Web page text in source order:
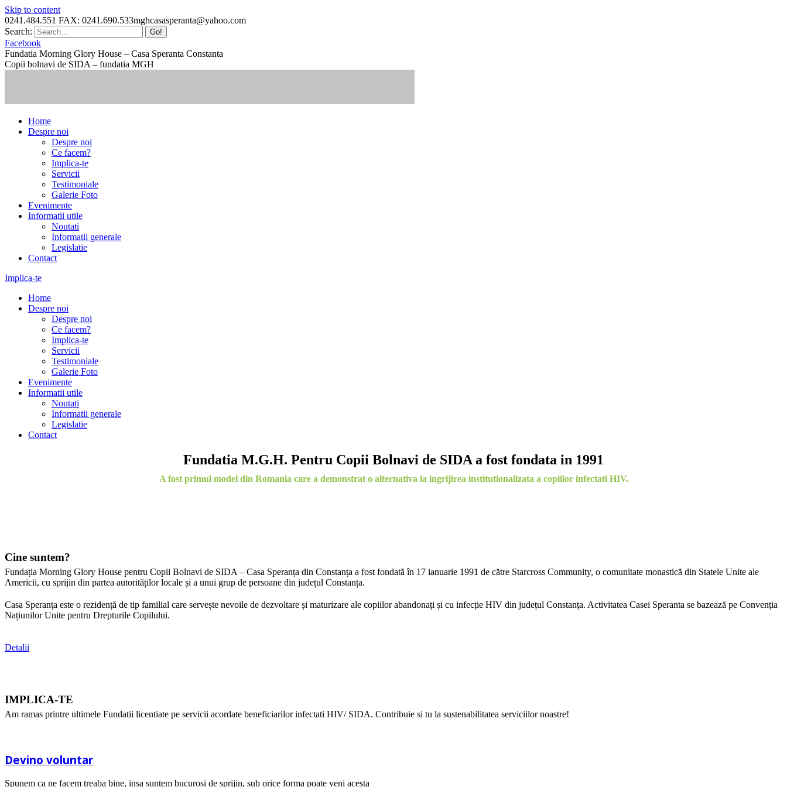
Skip to content
0241.484.551 FAX: 0241.690.533mghcasasperanta@yahoo.com
Search:
Facebook
Fundatia Morning Glory House – Casa Speranta Constanta
Copii bolnavi de SIDA – fundatia MGH
Home
Despre noi
Despre noi
Ce facem?
Implica-te
Servicii
Testimoniale
Galerie Foto
Evenimente
Informatii utile
Noutati
Informatii generale
Legislatie
Contact
Implica-te
Home
Despre noi
Despre noi
Ce facem?
Implica-te
Servicii
Testimoniale
Galerie Foto
Evenimente
Informatii utile
Noutati
Informatii generale
Legislatie
Contact
Fundatia M.G.H. Pentru Copii Bolnavi de SIDA a fost fondata in 1991
A fost primul model din Romania care a demonstrat o alternativa la ingrijirea institutionalizata a copiilor infectati HIV.
Cine suntem?
Fundația Morning Glory House pentru Copii Bolnavi de SIDA – Casa Speranța din Constanța a fost fondată în 17 ianuarie 1991 de către Starcross Community, o comunitate monastică din Statele Unite ale
Americii, cu sprijin din partea autorităților locale și a unui grup de persoane din județul Constanța.
Casa Speranța este o rezidență de tip familial care servește nevoile de dezvoltare și maturizare ale copiilor abandonați și cu infecție HIV din județul Constanța. Activitatea Casei Speranta se bazează pe Convenția
Națiunilor Unite pentru Drepturile Copilului.
Detalii
IMPLICA-TE
Am ramas printre ultimele Fundatii licentiate pe servicii acordate beneficiarilor infectati HIV/ SIDA. Contribuie si tu la sustenabilitatea serviciilor noastre!
Devino voluntar
Spunem ca ne facem treaba bine, insa suntem bucurosi de sprijin, sub orice forma poate veni acesta